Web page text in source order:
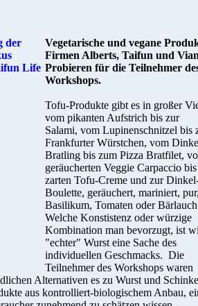
Vegetarische und vegane
Firmen Alberts, Taifun und
Probieren für die Teilnehmer
Workshops.
Tofu-Produkte gibt es in großer
vom pikanten Aufstrich bis zur
Salami, vom Lupinenschnitzel bis
Frankfurter Würstchen, vom
Bratling bis zum Pizza Bratfilet,
geräucherten Veggie Carpaccio
zarten Tofu-Creme und zur
Boulette, geräuchert, mariniert,
Basilikum, Tomaten oder
Welche Konstistenz oder würzige
Kombination man bevorzugt, ist
"echter" Wurst eine Sache des
individuellen Geschmacks. Die
Teilnehmer des Workshops waren
Alternativen es zu Wurst und
aus kontrolliert-biologischem Anbau,